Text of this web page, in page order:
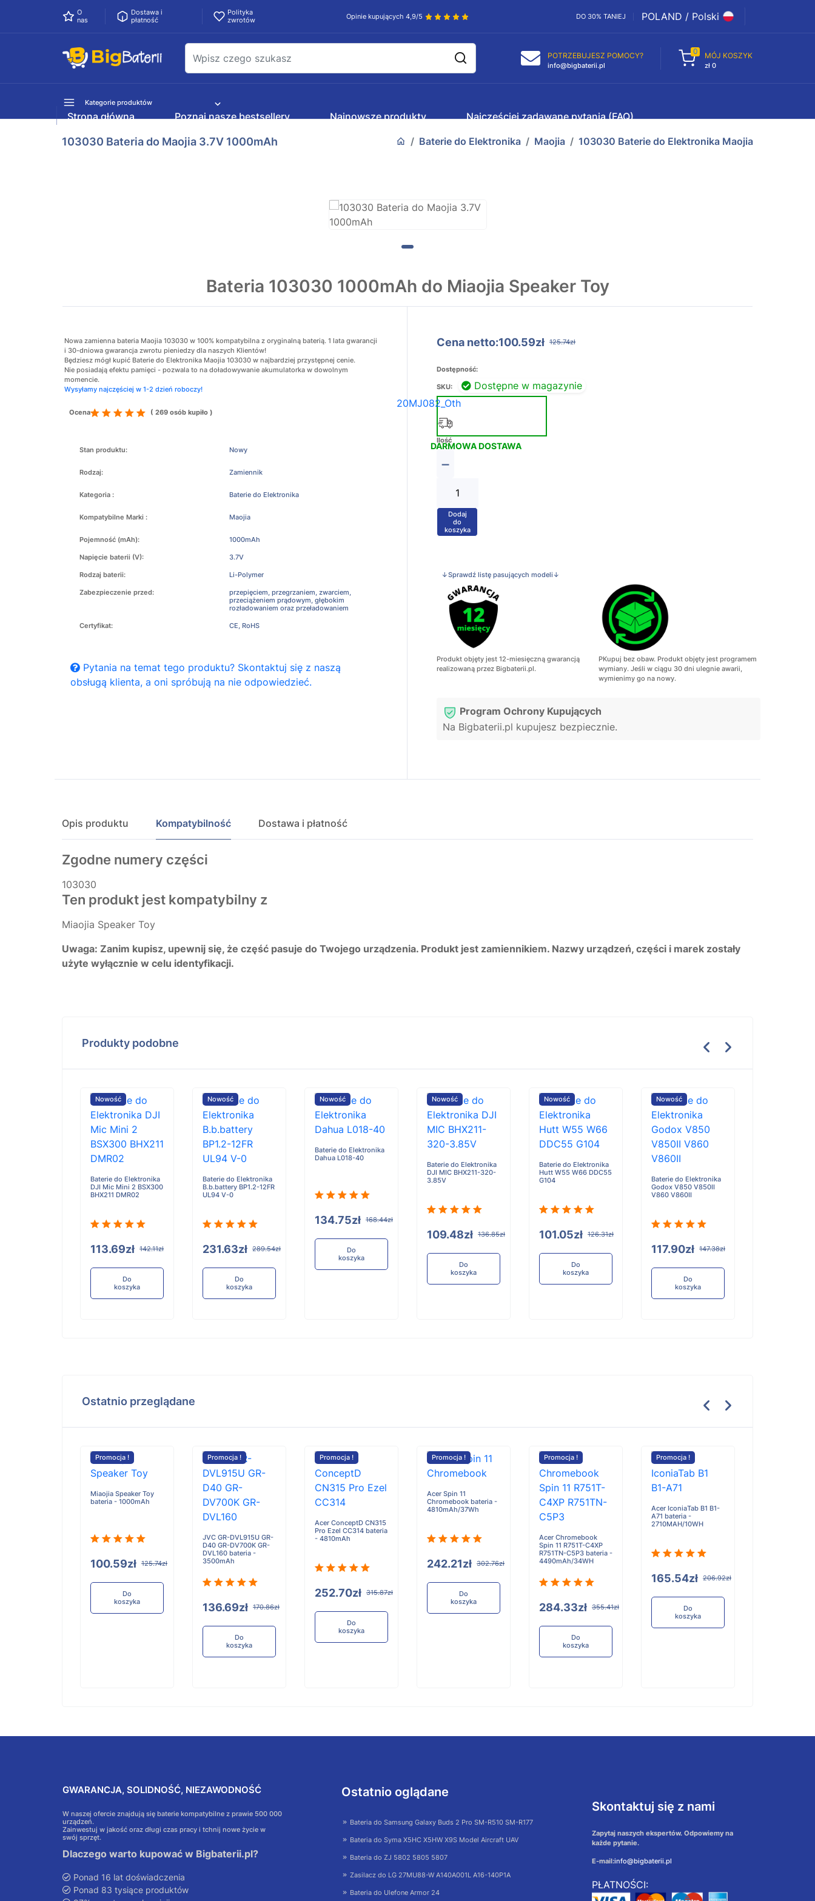
O
nas
Dostawa i
płatność
Polityka
zwrotów
Opinie kupujących 4,9/5 DO 30% TANIEJ POLAND / Polski
POTRZEBUJESZ POMOCY?
info@bigbaterii.pl
0 MÓJ KOSZYK
zł 0
Kategorie produktów
Strona główna Poznaj nasze bestsellery Najnowsze produkty Najczęściej zadawane pytania (FAQ)
103030 Bateria do Maojia 3.7V 1000mAh Baterie do Elektronika Maojia 103030 Baterie do Elektronika Maojia
Bateria 103030 1000mAh do Miaojia Speaker Toy
Nowa zamienna bateria Maojia 103030 w 100% kompatybilna z oryginalną baterią. 1 lata gwarancji
i 30-dniowa gwarancja zwrotu pieniedzy dla naszych Klientów!
Będziesz mógł kupić Baterie do Elektronika Maojia 103030 w najbardziej przystępnej cenie.
Nie posiadają efektu pamięci - pozwala to na doładowywanie akumulatorka w dowolnym
momencie.
Wysyłamy najczęściej w 1-2 dzień roboczy!
Ocena ( 269 osób kupiło )
Stan produktu: Nowy
Rodzaj: Zamiennik
Kategoria : Baterie do Elektronika
Kompatybilne Marki : Maojia
Pojemność (mAh): 1000mAh
Napięcie baterii (V): 3.7V
Rodzaj baterii: Li-Polymer
Zabezpieczenie przed:
przepięciem, przegrzaniem, zwarciem,
przeciążeniem prądowym, głębokim
rozładowaniem oraz przeładowaniem
Certyfikat: CE, RoHS
Pytania na temat tego produktu? Skontaktuj się z naszą
obsługą klienta, a oni spróbują na nie odpowiedzieć.
Cena netto:100.59zł 125.74zł
Dostępność:
Dostępne w magazynie
SKU:
20MJ082_Oth
DARMOWA DOSTAWA
Ilość
−
+
Dodaj
do
koszyka
↓Sprawdź listę pasujących modeli↓
Produkt objęty jest 12-miesięczną gwarancją
realizowaną przez Bigbaterii.pl.
PKupuj bez obaw. Produkt objęty jest programem
wymiany. Jeśli w ciągu 30 dni ulegnie awarii,
wymienimy go na nowy.
Program Ochrony Kupujących
Na Bigbaterii.pl kupujesz bezpiecznie.
Opis produktu Kompatybilność Dostawa i płatność
Zgodne numery części
103030
Ten produkt jest kompatybilny z
Miaojia Speaker Toy
Uwaga: Zanim kupisz, upewnij się, że część pasuje do Twojego urządzenia. Produkt jest zamiennikiem. Nazwy urządzeń, części i marek zostały
użyte wyłącznie w celu identyfikacji.
Produkty podobne
Nowość
Baterie do Elektronika
DJI Mic Mini 2 BSX300
BHX211 DMR02
113.69zł 142.11zł
Do
koszyka
Nowość
Baterie do Elektronika
B.b.battery BP1.2-12FR
UL94 V-0
231.63zł 289.54zł
Do
koszyka
Nowość
Baterie do Elektronika
Dahua L018-40
134.75zł 168.44zł
Do
koszyka
Nowość
Baterie do Elektronika
DJI MIC BHX211-320-
3.85V
109.48zł 136.85zł
Do
koszyka
Nowość
Baterie do Elektronika
Hutt W55 W66 DDC55
G104
101.05zł 126.31zł
Do
koszyka
Nowość
Baterie do Elektronika
Godox V850 V850II
V860 V860II
117.90zł 147.38zł
Do
koszyka
Ostatnio przeglądane
Promocja !
Miaojia Speaker Toy
bateria - 1000mAh
100.59zł 125.74zł
Do
koszyka
Promocja !
JVC GR-DVL915U GR-
D40 GR-DV700K GR-
DVL160 bateria -
3500mAh
136.69zł 170.86zł
Do
koszyka
Promocja !
Acer ConceptD CN315
Pro Ezel CC314 bateria
- 4810mAh
252.70zł 315.87zł
Do
koszyka
Promocja !
Acer Spin 11
Chromebook bateria -
4810mAh/37Wh
242.21zł 302.76zł
Do
koszyka
Promocja !
Acer Chromebook
Spin 11 R751T-C4XP
R751TN-C5P3 bateria -
4490mAh/34WH
284.33zł 355.41zł
Do
koszyka
Promocja !
Acer IconiaTab B1 B1-
A71 bateria -
2710MAH/10WH
165.54zł 206.92zł
Do
koszyka
GWARANCJA, SOLIDNOŚĆ, NIEZAWODNOŚĆ
W naszej ofercie znajdują się baterie kompatybilne z prawie 500 000
urządzeń.
Zainwestuj w jakość oraz długi czas pracy i tchnij nowe życie w
swój sprzęt.
Dlaczego warto kupować w Bigbaterii.pl?
Ponad 16 lat doświadczenia
Ponad 83 tysiące produktów
Ostatnio oglądane
Bateria do Samsung Galaxy Buds 2 Pro SM-R510 SM-R177
Bateria do Syma X5HC X5HW X9S Model Aircraft UAV
Bateria do ZJ 5802 5805 5807
Zasilacz do LG 27MU88-W A140A001L A16-140P1A
Bateria do Ulefone Armor 24
Skontaktuj się z nami
Zapytaj naszych ekspertów. Odpowiemy na
każde pytanie.
E-mail:info@bigbaterii.pl
PŁATNOŚCI: